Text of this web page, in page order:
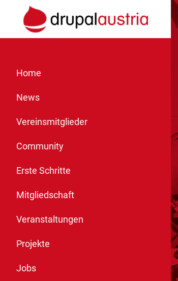
Home
News
Vereinsmitglieder
Community
Erste Schritte
Mitgliedschaft
Veranstaltungen
Projekte
Jobs